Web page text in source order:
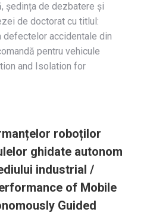
ședința de dezbatere și
de doctorat cu titlul:
defectelor accidentale din
pentru vehicule
and Isolation for
roboților
ghidate autonom
industrial /
of Mobile
Guided